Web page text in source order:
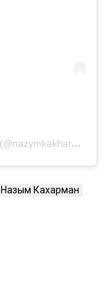
Публикация от Nazym Kakharman (@nazymkakharman)
Назым Кахарман